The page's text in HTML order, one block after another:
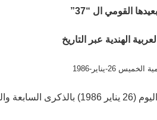
القومي ال “37”
الهندية عبر التاريخ
26-يناير-1986
، وذلك في عام 1947م .